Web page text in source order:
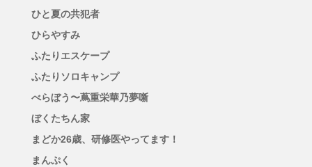
ひと夏の共犯者
ひらやすみ
ふたりエスケープ
ふたりソロキャンプ
べらぼう〜蔦重栄華乃夢噺
ぼくたちん家
まどか26歳、研修医やってます！
まんぷく